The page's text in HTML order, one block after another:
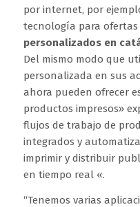
por internet, por
tecnología para ofertas
personalizados en
Del mismo modo que
personalizada en sus
ahora pueden ofrecer
productos impresos»
flujos de trabajo de
integrados y
imprimir y distribuir
en tiempo real «.
“Tenemos varias